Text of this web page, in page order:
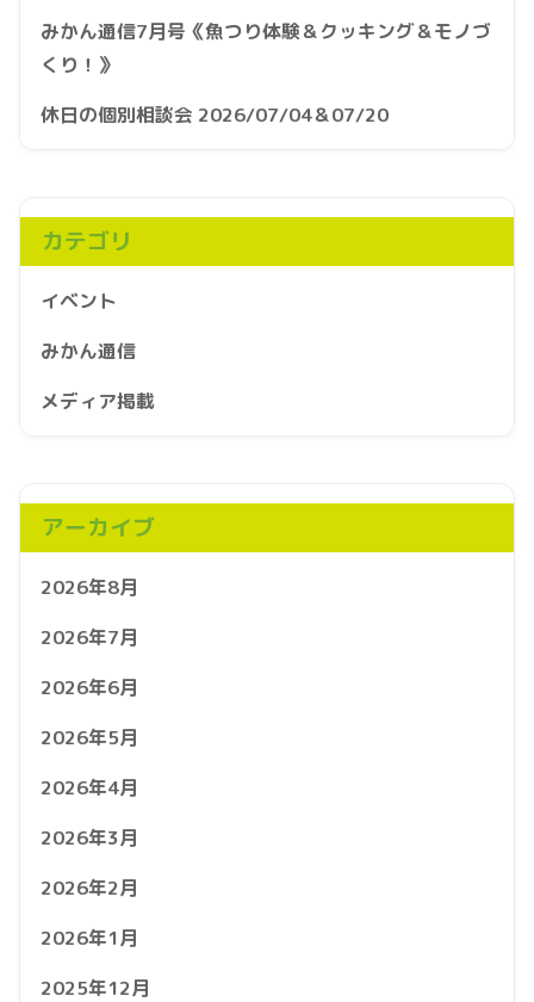
みかん通信7月号《魚つり体験＆クッキング＆モノづ
くり！》
休日の個別相談会 2026/07/04＆07/20
カテゴリ
イベント
みかん通信
メディア掲載
アーカイブ
2026年8月
2026年7月
2026年6月
2026年5月
2026年4月
2026年3月
2026年2月
2026年1月
2025年12月